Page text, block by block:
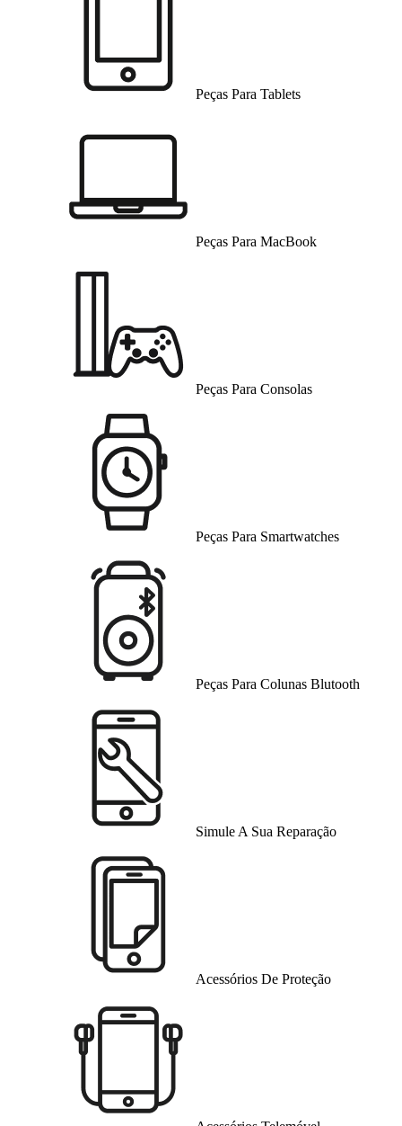
Peças Para Tablets
Peças Para MacBook
Peças Para Consolas
Peças Para Smartwatches
Peças Para Colunas Blutooth
Simule A Sua Reparação
Acessórios De Proteção